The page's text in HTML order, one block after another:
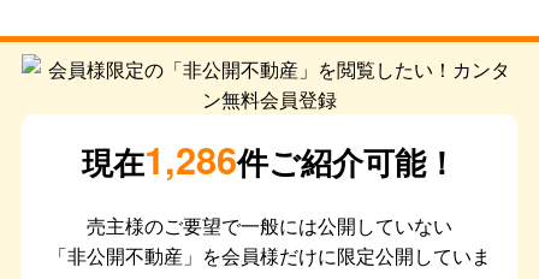
現在1,286件ご紹介可能！
売主様のご要望で一般には公開していない
「非公開不動産」を会員様だけに限定公開していま